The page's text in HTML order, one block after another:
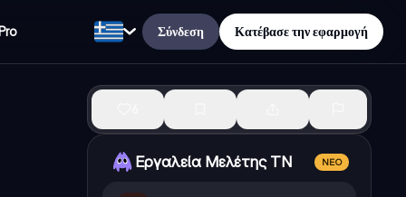
Σύνδεση Κατέβασε την εφαρμογή
Εργαλεία Μελέτης ΤΝ ΝΈΟ